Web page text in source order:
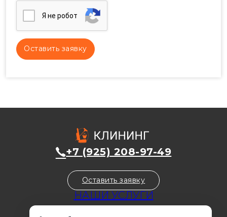
Я нe poбoт
НАШИ УСЛУГИ
+7 (925) 208-97-49
Оставить заявку